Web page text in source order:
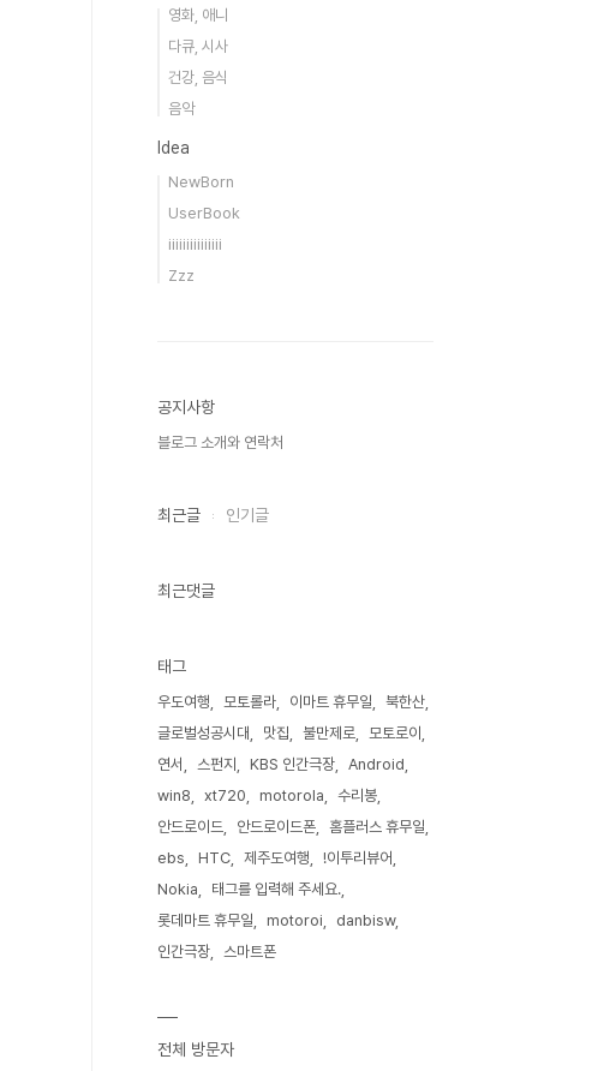
영화, 애니
다큐, 시사
건강, 음식
음악
Idea
NewBorn
UserBook
iiiiiiiiiiiiiii
Zzz
공지사항
블로그 소개와 연락처
최근글 인기글
최근댓글
태그
우도여행 모토롤라 이마트 휴무일
북한산
글로벌성공시대
맛집 불만제로
모토로이
연서
스펀지 KBS 인간극장
Android
win8
xt720 motorola
수리봉
안드로이드
안드로이드폰
홈플러스 휴무일
ebs
HTC 제주도여행
!이투리뷰어
Nokia
태그를 입력해 주세요.
롯데마트 휴무일
motoroi
danbisw
인간극장
스마트폰
전체 방문자